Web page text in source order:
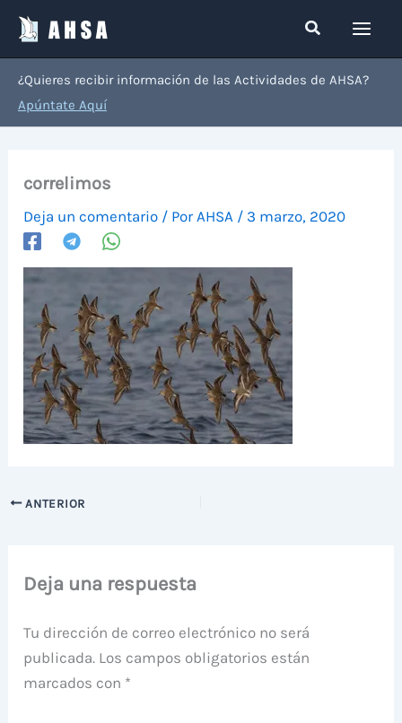
contenido
Buscar
¿Quieres recibir información de las Actividades de AHSA?
Apúntate Aquí
correlimos
Deja un comentario / Por AHSA / 3 marzo, 2020
ANTERIOR
Deja una respuesta
Tu dirección de correo electrónico no será
publicada. Los campos obligatorios están
marcados con *